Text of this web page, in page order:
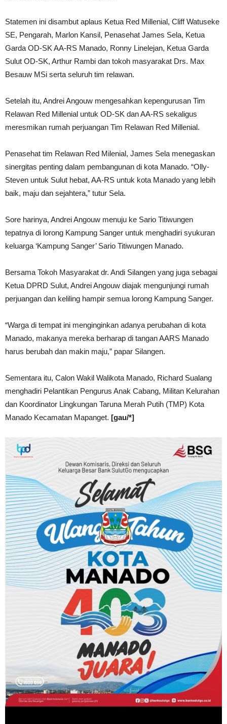
Statemen ini disambut aplaus Ketua Red Millenial, Cliff Watuseke
SE, Pengarah, Marlon Kansil, Penasehat James Sela, Ketua
Garda OD-SK AA-RS Manado, Ronny Linelejan, Ketua Garda
Sulut OD-SK, Arthur Rambi dan tokoh masyarakat Drs. Max
Besauw MSi serta seluruh tim relawan.
Setelah itu, Andrei Angouw mengesahkan kepengurusan Tim
Relawan Red Millenial untuk OD-SK dan AA-RS sekaligus
meresmikan rumah perjuangan Tim Relawan Red Millenial.
Penasehat tim Relawan Red Milenial, James Sela menegaskan
sinergitas penting dalam pembangunan di kota Manado. “Olly-
Steven untuk Sulut hebat, AA-RS untuk kota Manado yang lebih
baik, maju dan sejahtera,” tutur Sela.
Sore harinya, Andrei Angouw menuju ke Sario Titiwungen
tepatnya di lorong Kampung Sanger untuk menghadiri syukuran
keluarga ‘Kampung Sanger’ Sario Titiwungen Manado.
Bersama Tokoh Masyarakat dr. Andi Silangen yang juga sebagai
Ketua DPRD Sulut, Andrei Angouw diajak mengunjungi rumah
perjuangan dan keliling hampir semua lorong Kampung Sanger.
“Warga di tempat ini menginginkan adanya perubahan di kota
Manado, makanya mereka berharap di tangan AARS Manado
harus berubah dan makin maju,” papar Silangen.
Sementara itu, Calon Wakil Walikota Manado, Richard Sualang
menghadiri Pelantikan Pengurus Anak Cabang, Militan Kelurahan
dan Koordinator Lingkungan Taruna Merah Putih (TMP) Kota
Manado Kecamatan Mapanget. [gau/*]